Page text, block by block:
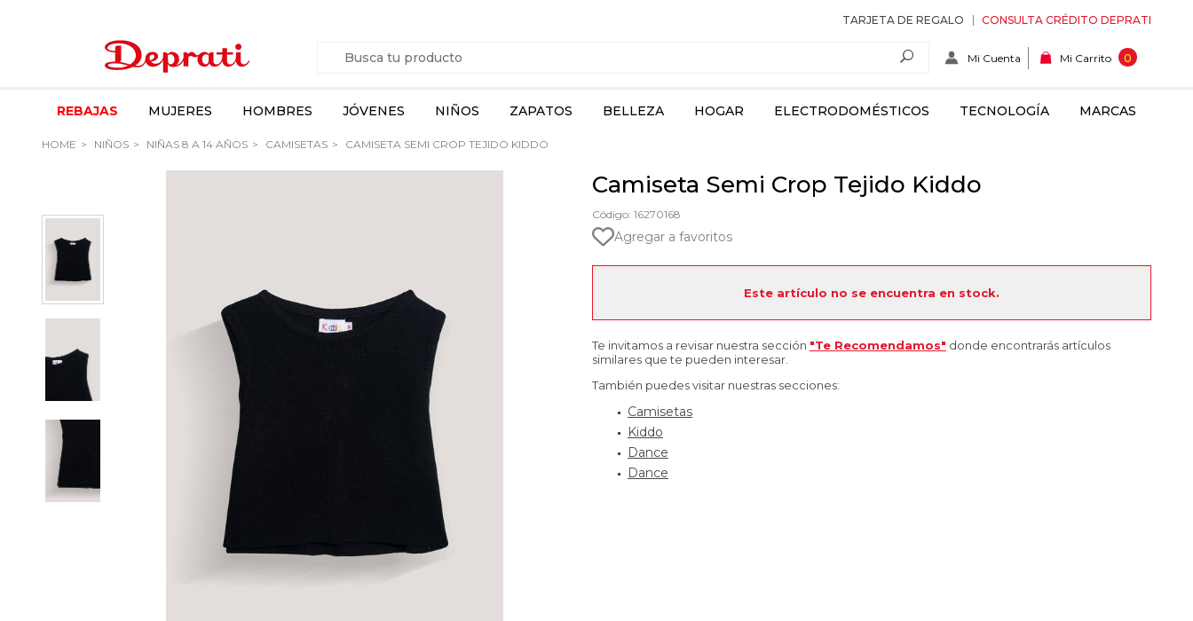
TARJETA DE REGALO CONSULTA CRÉDITO DEPRATI
Mi Cuenta Mi Carrito 0
REBAJAS MUJERES HOMBRES JÓVENES NIÑOS ZAPATOS BELLEZA HOGAR ELECTRODOMÉSTICOS TECNOLOGÍA MARCAS
HOME NIÑOS NIÑAS 8 A 14 AÑOS CAMISETAS CAMISETA SEMI CROP TEJIDO KIDDO
Camiseta Semi Crop Tejido Kiddo
Código: 16270168
Agregar a favoritos
Este artículo no se encuentra en stock.
Te invitamos a revisar nuestra sección "Te Recomendamos" donde encontrarás artículos
similares que te pueden interesar.
También puedes visitar nuestras secciones:
Camisetas
Kiddo
Dance
Dance